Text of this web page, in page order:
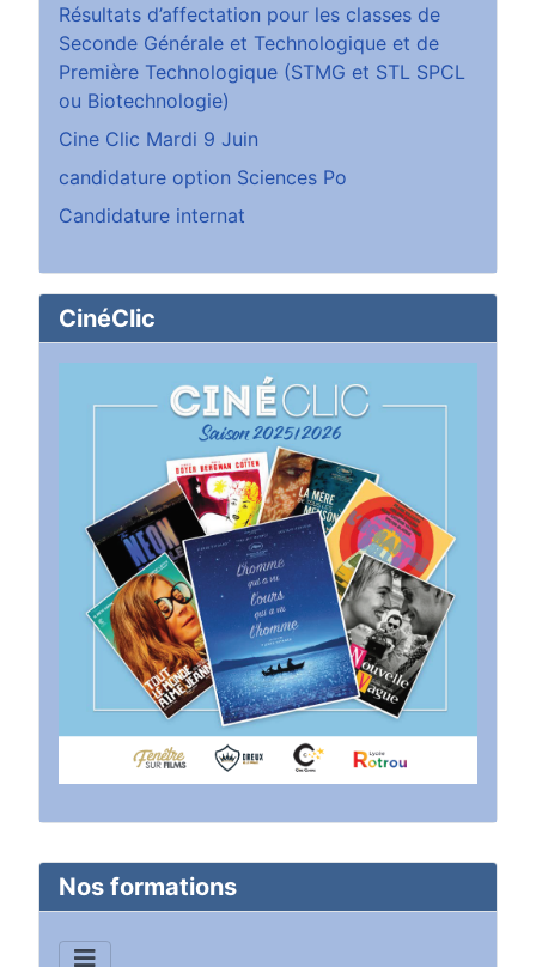
Nos formations
Résultats d’affectation pour les classes de
Seconde Générale et Technologique et de
Première Technologique (STMG et STL SPCL
ou Biotechnologie)
Cine Clic Mardi 9 Juin
candidature option Sciences Po
Candidature internat
CinéClic